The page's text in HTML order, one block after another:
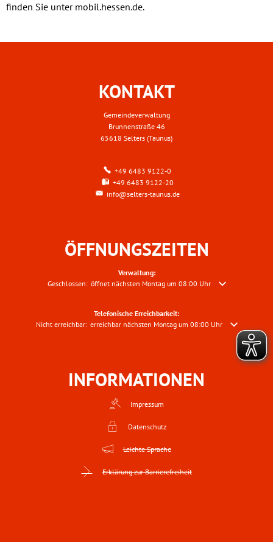
finden Sie unter mobil.hessen.de.
KONTAKT
Gemeindeverwaltung
Brunnenstraße 46
65618 Selters (Taunus)
+49 6483 9122-0
+49 6483 9122-20
info@selters-taunus.de
ÖFFNUNGSZEITEN
Verwaltung:
Klicken, um weitere Öffnungs- oder Schließzeiten auszublenden
Geschlossen: öffnet nächsten Montag um 08:00 Uhr
Telefonische Erreichbarkeit:
Klicken, um weitere Erreichbarkeiten auszublenden
Nicht erreichbar: erreichbar nächsten Montag um 08:00 Uhr
INFORMATIONEN
Impressum
Datenschutz
Leichte Sprache
Erklärung zur Barrierefreiheit